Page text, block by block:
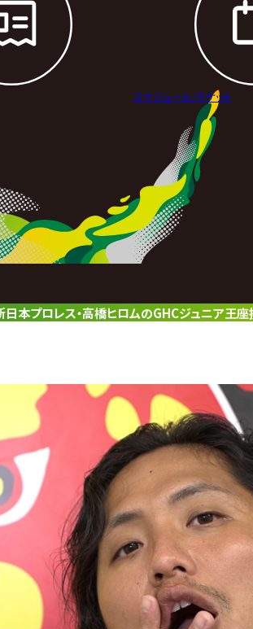
スケジュール/チケット
日本プロレス・高橋ヒロムのGHCジュニア王座